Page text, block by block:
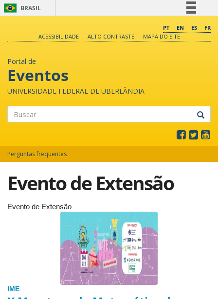
BRASIL
Comunica BR
PT EN ES
FR
ACESSIBILIDADE
ALTO CONTRASTE MAPA DO SITE
Portal de
Eventos
UNIVERSIDADE FEDERAL DE UBERLÂNDIA
Perguntas frequentes
Evento de Extensão
Evento de Extensão
IME